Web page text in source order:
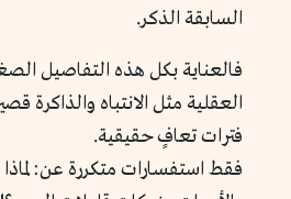
السابقة الذكر.
فالعناية بكل هذه التفاصيل
العقلية مثل الانتباه والذاكرة
فترات تعافٍ حقيقية.
فقط استفسارات متكررة عن: